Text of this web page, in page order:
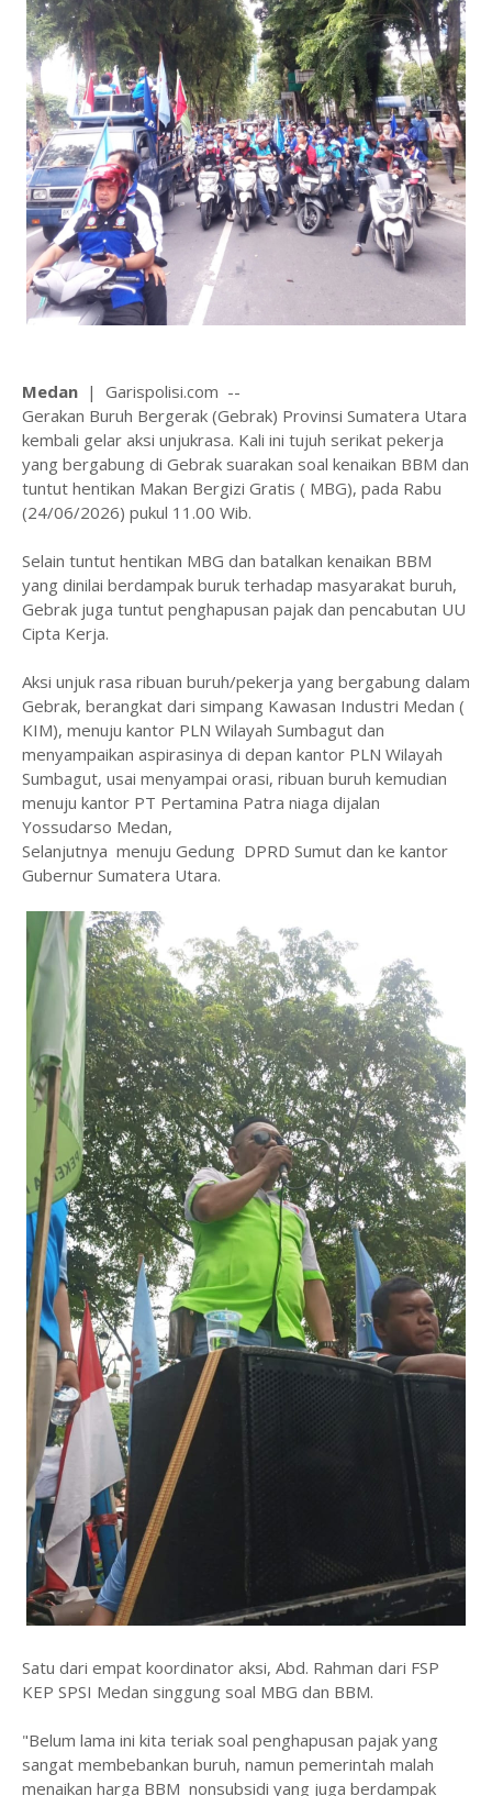
Medan | Garispolisi.com --
Gerakan Buruh Bergerak (Gebrak) Provinsi Sumatera Utara
kembali gelar aksi unjukrasa. Kali ini tujuh serikat pekerja
yang bergabung di Gebrak suarakan soal kenaikan BBM dan
tuntut hentikan Makan Bergizi Gratis ( MBG), pada Rabu
(24/06/2026) pukul 11.00 Wib.
Selain tuntut hentikan MBG dan batalkan kenaikan BBM
yang dinilai berdampak buruk terhadap masyarakat buruh,
Gebrak juga tuntut penghapusan pajak dan pencabutan UU
Cipta Kerja.
Aksi unjuk rasa ribuan buruh/pekerja yang bergabung dalam
Gebrak, berangkat dari simpang Kawasan Industri Medan (
KIM), menuju kantor PLN Wilayah Sumbagut dan
menyampaikan aspirasinya di depan kantor PLN Wilayah
Sumbagut, usai menyampai orasi, ribuan buruh kemudian
menuju kantor PT Pertamina Patra niaga dijalan
Yossudarso Medan,
Selanjutnya menuju Gedung DPRD Sumut dan ke kantor
Gubernur Sumatera Utara.
Satu dari empat koordinator aksi, Abd. Rahman dari FSP
KEP SPSI Medan singgung soal MBG dan BBM.
"Belum lama ini kita teriak soal penghapusan pajak yang
sangat membebankan buruh, namun pemerintah malah
menaikan harga BBM nonsubsidi yang juga berdampak